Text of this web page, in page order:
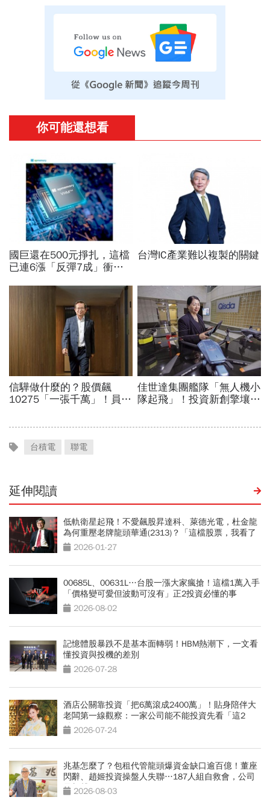
台積電 聯電
延伸閱讀
低軌衛星起飛！不愛飆股昇達科、萊德光電，杜金龍
為何重壓老牌龍頭華通(2313)？「這檔股票，我看了
30年」
2026-01-27
00685L、00631L…台股一漲大家瘋搶！這檔1萬入手
「價格變可愛但波動可沒有」正2投資必懂的事
2026-08-02
記憶體股暴跌不是基本面轉弱！HBM熱潮下，一文看
懂投資與投機的差別
2026-07-28
酒店公關靠投資「把6萬滾成2400萬」！貼身陪伴大
老闆第一線觀察：一家公司能不能投資先看「這2
點」2026-07-24
兆基怎麼了？包租代管龍頭爆資金缺口逾百億！董座
閃辭、趙姬投資操盤人失聯…187人組自救會，公司
最新聲明
2026-08-03